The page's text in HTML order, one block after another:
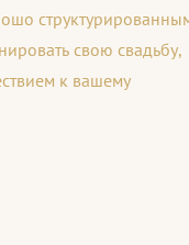
свою свадьбу,
к вашему